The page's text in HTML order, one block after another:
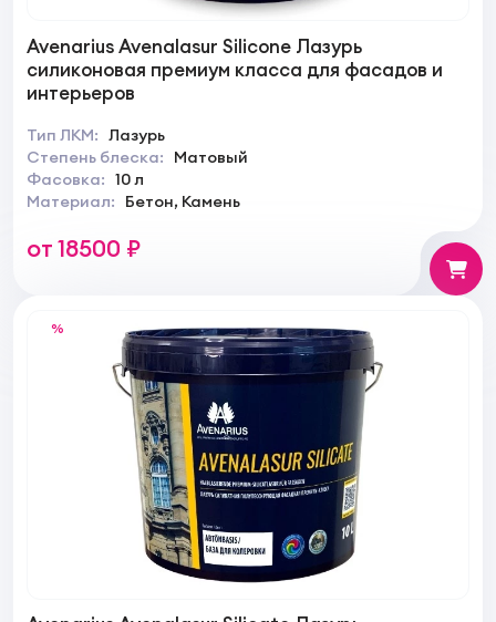
Avenarius Avenalasur Silicone Лазурь
силиконовая премиум класса для фасадов и
интерьеров
Тип ЛКМ: Лазурь
Степень блеска:
Матовый
Фасовка: 10 л
Материал:
Бетон, Камень
от 18500 ₽
%